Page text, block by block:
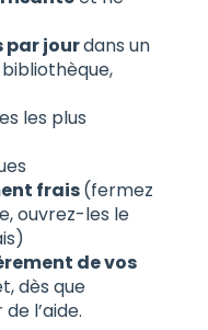
par jourdans un
les plus
frais(fermez
ouvrez-les le
de vos
dès que
l’aide.